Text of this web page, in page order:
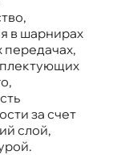
в шарнирах
передачах,
за счет
слой,